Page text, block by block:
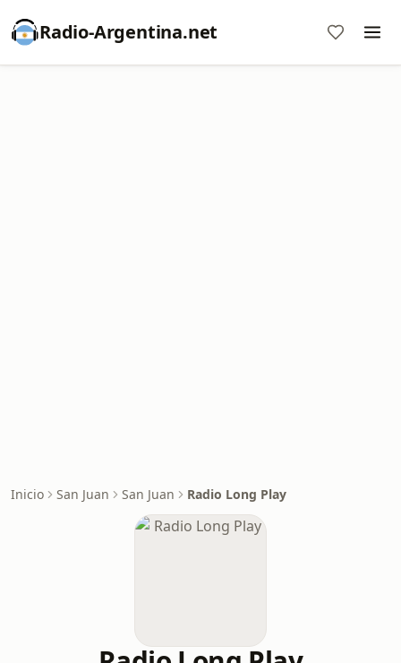
Radio-Argentina.net
Inicio San Juan San Juan Radio Long Play